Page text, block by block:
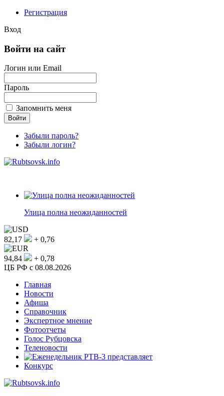
Регистрация
Вход
Войти на сайт
Логин или Email
Пароль
Запомнить меня
Забыли пароль?
Забыли логин?
Улица полна неожиданностей
82,17 + 0,76
94,84
+ 0,78
ЦБ РФ c 08.08.2026
Главная
Новости
Афиша
Справочник
Экспертное мнение
Фотоотчеты
Голос Рубцовска
Теленовости
Конкурс